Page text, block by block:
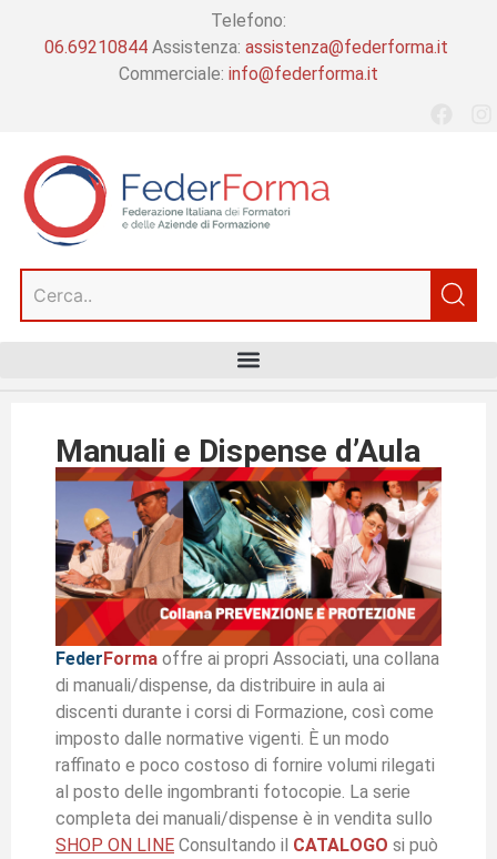
Telefono:
06.69210844 Assistenza: assistenza@federforma.it
Commerciale: info@federforma.it
Manuali e Dispense d’Aula
FederForma offre ai propri Associati, una collana
di manuali/dispense, da distribuire in aula ai
discenti durante i corsi di Formazione, così come
imposto dalle normative vigenti. È un modo
raffinato e poco costoso di fornire volumi rilegati
al posto delle ingombranti fotocopie. La serie
completa dei manuali/dispense è in vendita sullo
SHOP ON LINE Consultando il CATALOGO si può